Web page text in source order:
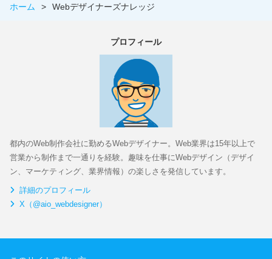
ホーム > Webデザイナーズナレッジ
プロフィール
都内のWeb制作会社に勤めるWebデザイナー。Web業界は15年以上で
営業から制作まで一通りを経験。趣味を仕事にWebデザイン（デザイ
ン、マーケティング、業界情報）の楽しさを発信しています。
詳細のプロフィール
X（@aio_webdesigner）